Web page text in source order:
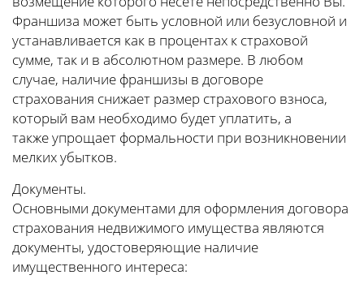
Франшиза может быть условной или безусловной и
устанавливается как в процентах к страховой
сумме, так и в абсолютном размере. В любом
случае, наличие франшизы в договоре
страхования снижает размер страхового взноса,
который вам необходимо будет уплатить, а
также упрощает формальности при возникновении
мелких убытков.
Документы.
Основными документами для оформления договора
страхования недвижимого имущества являются
документы, удостоверяющие наличие
имущественного интереса: